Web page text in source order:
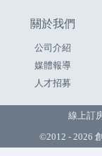
關於我們
公司介紹
媒體報導
人才招募
線上訂
©2012 - 2026